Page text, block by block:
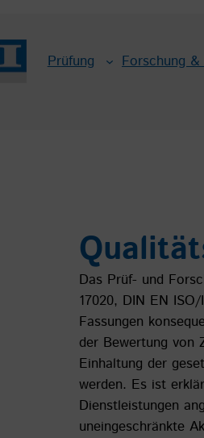
Prüfung Forschung
Das Prüf- und
17020, DIN EN
Fassungen
der Bewertung von
Einhaltung der
werden. Es ist
Dienstleistungen
uneingeschränkte